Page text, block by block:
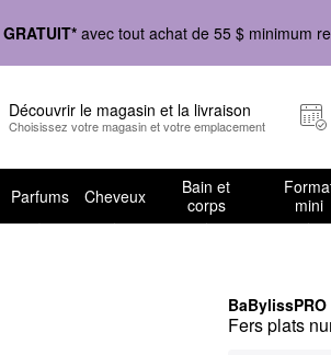
GRATUIT* avec tout achat de 55 $ minimum
Découvrir le magasin et la livraison
Choisissez votre magasin et votre emplacement
Parfums Cheveux
Bain et
corps
mini
BaBylissPRO
Fers plats